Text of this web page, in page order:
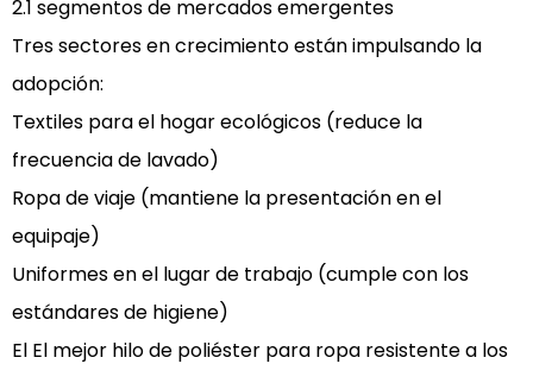
futuras
el
desarrollo
textil
funcional
5.1
5.1
Integraciones
tecnológicas
próximas
2.1 segmentos de mercados emergentes
Tres sectores en crecimiento están impulsando la
adopción:
Textiles para el hogar ecológicos (reduce la
frecuencia de lavado)
Ropa de viaje (mantiene la presentación en el
equipaje)
Uniformes en el lugar de trabajo (cumple con los
estándares de higiene)
El El mejor hilo de poliéster para ropa resistente a los